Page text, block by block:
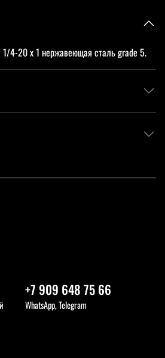
1/4-20 x 1 нержавеющая сталь grade 5.
+7 909 648 75 66
WhatsApp, Telegram